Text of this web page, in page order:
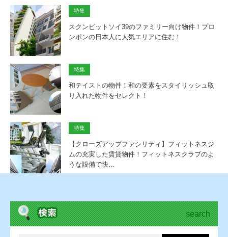
特集
スクンビットソイ39のファミリー向け物件！プロ
ンポンの日本人に人気エリアに住む！
特集
和テイストの物件！和の要素をスタイリッシュ取
り入れた物件をセレクト！
特集
【クローズアップファシリティ】フィットネスジ
ムの充実した賃貸物件！フィットネスクラブのよ
うな設備で快…
search